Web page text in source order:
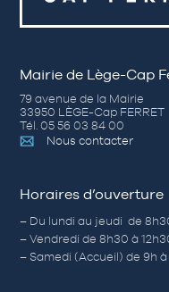
Mairie de Lège-Cap
79 avenue de la Mairie
33950 LÈGE-Cap FERRET
Tél. 05 56 03 84 00
Nous contacter
Horaires d’ouverture
– Du lundi au jeudi de
– Vendredi de 8h30 à
– Samedi (Accueil) de 9h à